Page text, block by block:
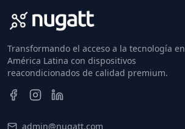
Transformando el acceso a la tecnología en
América Latina con dispositivos
reacondicionados de calidad premium.
admin@nugatt.com